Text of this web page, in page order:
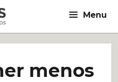
Menu
menos